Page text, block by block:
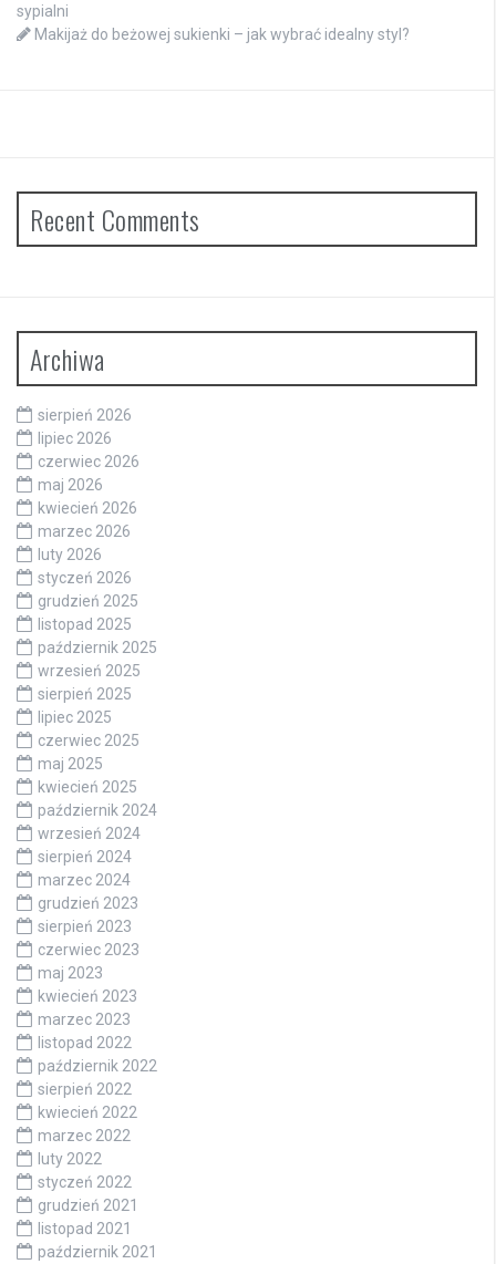
sypialni
Makijaż do beżowej sukienki – jak wybrać idealny styl?
Recent Comments
Archiwa
sierpień 2026
lipiec 2026
czerwiec 2026
maj 2026
kwiecień 2026
marzec 2026
luty 2026
styczeń 2026
grudzień 2025
listopad 2025
październik 2025
wrzesień 2025
sierpień 2025
lipiec 2025
czerwiec 2025
maj 2025
kwiecień 2025
październik 2024
wrzesień 2024
sierpień 2024
marzec 2024
grudzień 2023
sierpień 2023
czerwiec 2023
maj 2023
kwiecień 2023
marzec 2023
listopad 2022
październik 2022
sierpień 2022
kwiecień 2022
marzec 2022
luty 2022
styczeń 2022
grudzień 2021
listopad 2021
październik 2021